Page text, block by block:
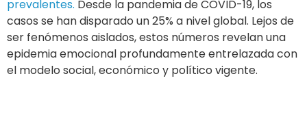
prevalentes. Desde la pandemia de COVID-19, los
casos se han disparado un 25% a nivel global. Lejos de
ser fenómenos aislados, estos números revelan una
epidemia emocional profundamente entrelazada con
el modelo social, económico y político vigente.